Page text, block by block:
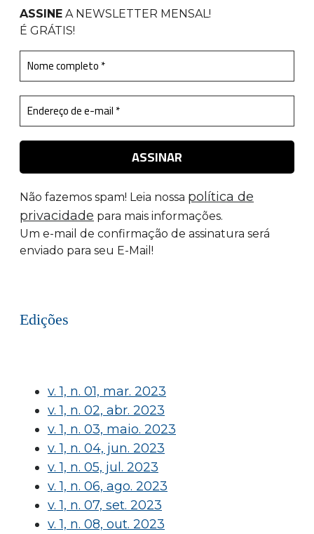
ASSINE A NEWSLETTER MENSAL!
É GRÁTIS!
Não fazemos spam! Leia nossa política de
privacidade para mais informações.
Um e-mail de confirmação de assinatura será
enviado para seu E-Mail!
Edições
v. 1, n. 01, mar. 2023
v. 1, n. 02, abr. 2023
v. 1, n. 03, maio. 2023
v. 1, n. 04, jun. 2023
v. 1, n. 05, jul. 2023
v. 1, n. 06, ago. 2023
v. 1, n. 07, set. 2023
v. 1, n. 08, out. 2023